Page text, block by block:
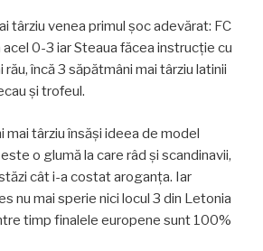
târziu venea primul șoc adevărat: FC
0-3 iar Steaua făcea instrucție cu
încă 3 săpătmâni mai târziu latinii
și trofeul.
mai târziu însăși ideea de model
o glumă la care râd și scandinavii,
cât i-a costat aroganța. Iar
nu mai sperie nici locul 3 din Letonia
timp finalele europene sunt 100%